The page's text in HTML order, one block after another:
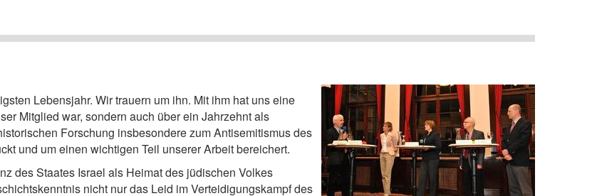
Lebensjahr. Wir trauern um ihn. Mit ihm hat uns eine
Mitglied war, sondern auch über ein Jahrzehnt als
Forschung insbesondere zum Antisemitismus des
und um einen wichtigen Teil unserer Arbeit bereichert.
des Staates Israel als Heimat des jüdischen Volkes
nicht nur das Leid im Verteidigungskampf des